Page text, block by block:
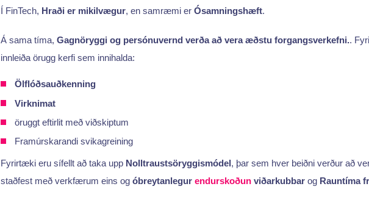
Í FinTech, Hraði er mikilvægur, en samræmi er Ósamningshæft.
Á sama tíma, Gagnöryggi og persónuvernd verða að vera æðstu forgangsverkefni..
innleiða örugg kerfi sem innihalda:
Ölflóðsauðkenning
Virknimat
öruggt eftirlit með viðskiptum
Framúrskarandi svikagreining
Fyrirtæki eru sífellt að taka upp Nolltraustsöryggismódel, þar sem hver beiðni verður að
staðfest með verkfærum eins og óbreytanlegur endurskoðunviðarkubbarog Rauntíma